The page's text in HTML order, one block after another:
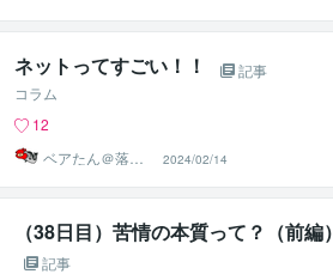
きイラストレー
ター
ネットってすごい！！
記事
コラム
12
ベアたん＠落書
きイラストレー
ター
2024/02/14
（38日目）苦情の本質って？（前編）
記事